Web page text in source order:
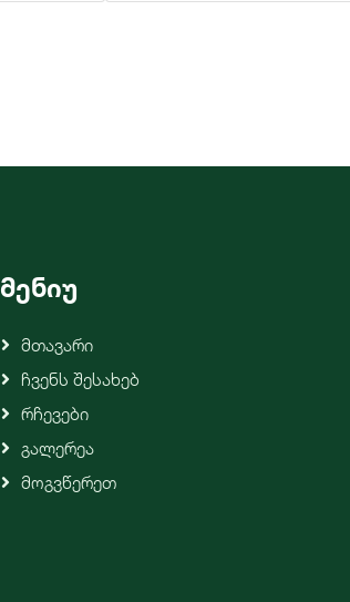
მენიუ
Მთავარი
Ჩვენს Შესახებ
Რჩევები
Გალერეა
Მოგვწერეთ